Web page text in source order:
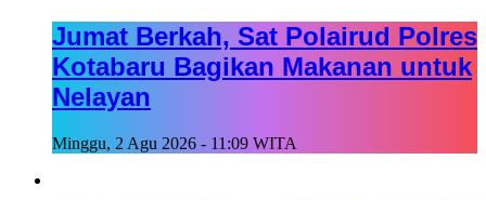
Jumat Berkah, Sat Polairud Polres
Kotabaru Bagikan Makanan untuk
Nelayan
Minggu, 2 Agu 2026 - 11:09 WITA